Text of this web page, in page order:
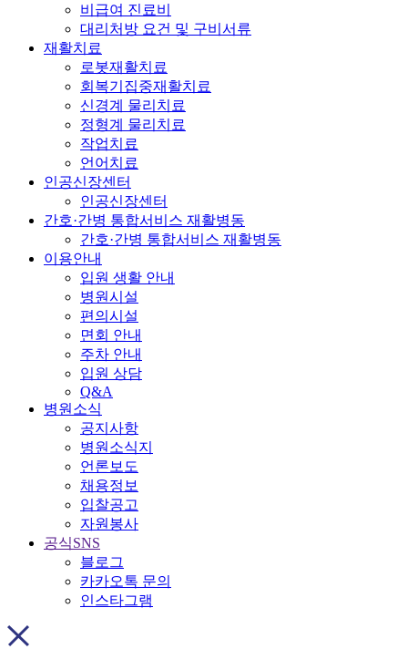
비급여 진료비
대리처방 요건 및 구비서류
재활치료
로봇재활치료
회복기집중재활치료
신경계 물리치료
정형계 물리치료
작업치료
언어치료
인공신장센터
인공신장센터
간호·간병 통합서비스 재활병동
간호·간병 통합서비스 재활병동
이용안내
입원 생활 안내
병원시설
편의시설
면회 안내
주차 안내
입원 상담
Q&A
병원소식
공지사항
병원소식지
언론보도
채용정보
입찰공고
자원봉사
공식SNS
블로그
카카오톡 문의
인스타그램